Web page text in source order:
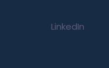
LinkedIn